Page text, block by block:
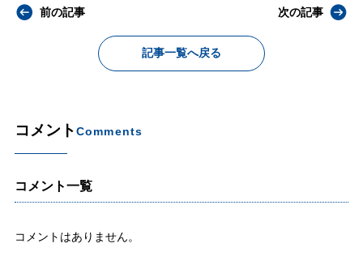
前の記事
記事一覧へ戻る
次の記事
コメントComments
コメント一覧
コメントはありません。